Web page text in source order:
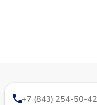
+7 (843) 254-50-42